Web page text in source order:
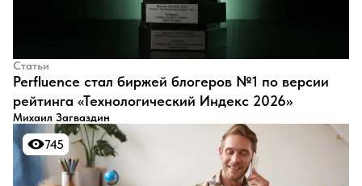
Статьи
Perfluence стал биржей блогеров №1 по версии
рейтинга «Технологический Индекс 2026»
Михаил Загваздин
745
745